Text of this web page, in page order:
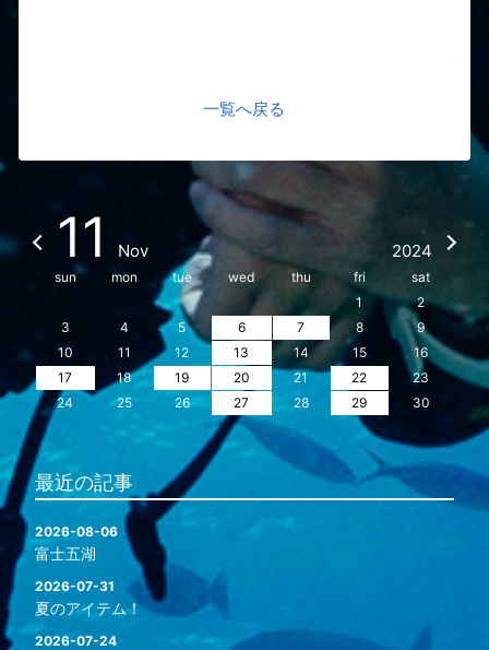
一覧へ戻る
11 Nov 2024
sun mon tue wed thu fri
sat
1
2
3
4 5 6 7 8
9
10
11 12 13 14 15
16
17
18 19 20 21 22
23
24
25 26 27 28 29 30
最近の記事
2026-08-06
富士五湖
2026-07-31
夏のアイテム！
2026-07-24